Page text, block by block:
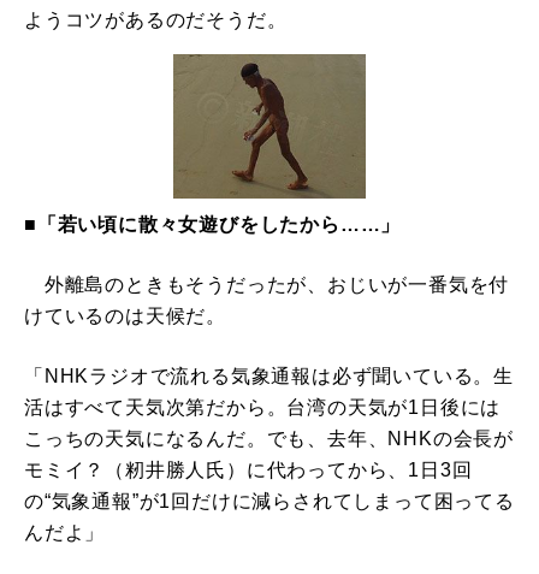
ようコツがあるのだそうだ。
■「若い頃に散々女遊びをしたから……」
外離島のときもそうだったが、おじいが一番気を付
けているのは天候だ。
「NHKラジオで流れる気象通報は必ず聞いている。生
活はすべて天気次第だから。台湾の天気が1日後には
こっちの天気になるんだ。でも、去年、NHKの会長が
モミイ？（籾井勝人氏）に代わってから、1日3回
の“気象通報”が1回だけに減らされてしまって困ってる
んだよ」